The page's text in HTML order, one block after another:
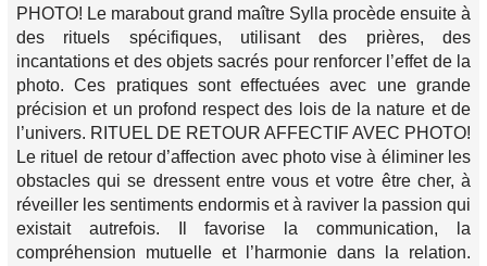
PHOTO! Le marabout grand maître Sylla procède ensuite à
des rituels spécifiques, utilisant des prières, des
incantations et des objets sacrés pour renforcer l’effet de la
photo. Ces pratiques sont effectuées avec une grande
précision et un profond respect des lois de la nature et de
l’univers. RITUEL DE RETOUR AFFECTIF AVEC PHOTO!
Le rituel de retour d’affection avec photo vise à éliminer les
obstacles qui se dressent entre vous et votre être cher, à
réveiller les sentiments endormis et à raviver la passion qui
existait autrefois. Il favorise la communication, la
compréhension mutuelle et l’harmonie dans la relation.